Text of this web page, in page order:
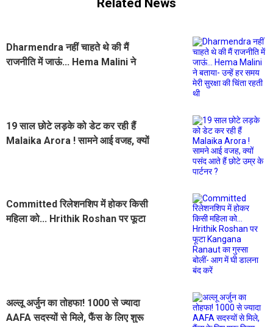
Related News
Dharmendra नहीं चाहते थे की मैं
राजनीति में जाऊं... Hema Malini ने
19 साल छोटे लड़के को डेट कर रही हैं
Malaika Arora ! सामने आई वजह, क्यों
Committed रिलेशनशिप में होकर किसी
महिला को... Hrithik Roshan पर फूटा
अल्लू अर्जुन का तोहफा! 1000 से ज्यादा
AAFA सदस्यों से मिले, फैंस के लिए शुरू